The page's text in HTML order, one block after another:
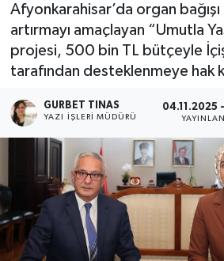
Afyonkarahisar’da organ bağışı
artırmayı amaçlayan “Umutla
projesi, 500 bin TL bütçeyle
tarafından desteklenmeye hak
GURBET TINAS
YAZI İŞLERI MÜDÜRÜ
04.11.2025
Eğitim
Sağlık
Teknoloji
Kültür - Sanat
Yaşam
Tüm Manşetler
Son Dakika Haberleri
Haber Arşivi